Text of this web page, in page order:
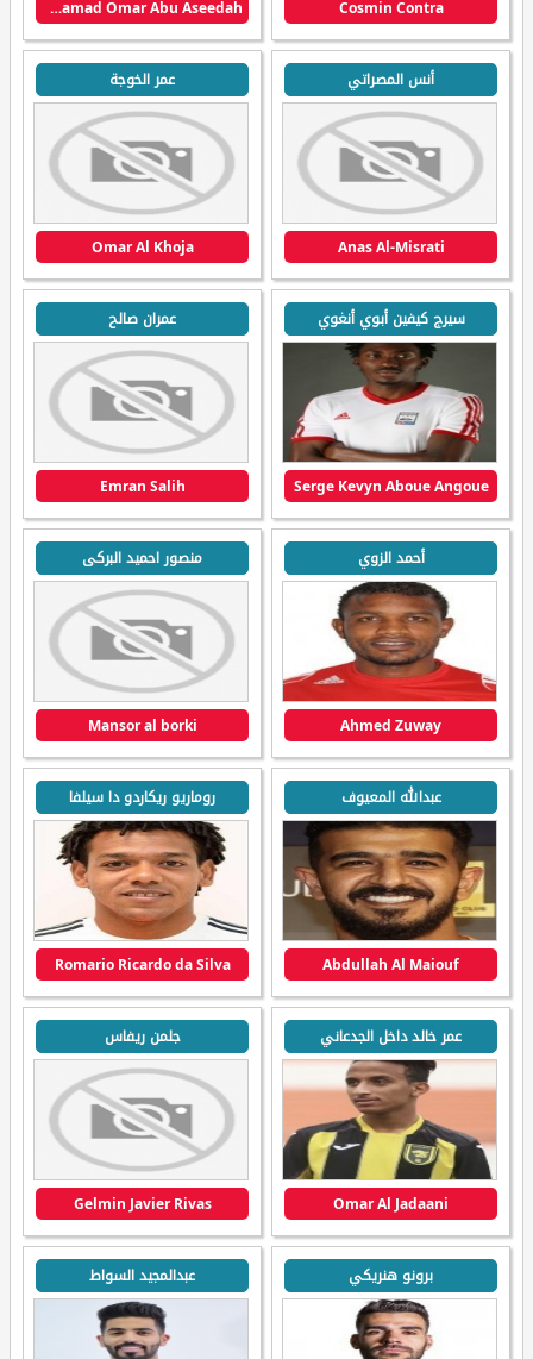
Cosmin Contra
Mohamad Omar Abu Aseedah
أنس المصراتي
Anas Al-Misrati
عمر الخوجة
Omar Al Khoja
سيرج كيفين أبوي أنغوي
Serge Kevyn Aboue Angoue
عمران صالح
Emran Salih
أحمد الزوي
Ahmed Zuway
منصور احميد البركى
Mansor al borki
عبدالله المعيوف
Abdullah Al Maiouf
روماريو ريكاردو دا سيلفا
Romario Ricardo da Silva
عمر خالد داخل الجدعاني
Omar Al Jadaani
جلمن ريفاس
Gelmin Javier Rivas
برونو هنريكي عبدالمجيد السواط